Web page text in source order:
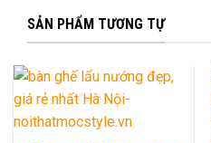
SẢN PHẨM TƯƠNG TỰ